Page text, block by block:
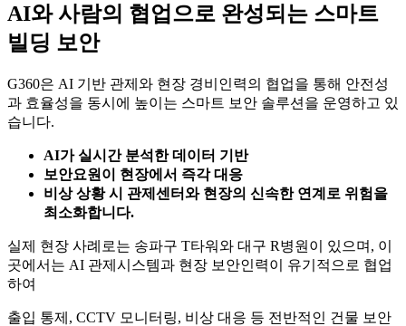
AI와 사람의 협업으로 완성되는 스마트
빌딩 보안
G360은 AI 기반 관제와 현장 경비인력의 협업을 통해 안전성
과 효율성을 동시에 높이는 스마트 보안 솔루션을 운영하고 있
습니다.
AI가 실시간 분석한 데이터 기반
보안요원이 현장에서 즉각 대응
비상 상황 시 관제센터와 현장의 신속한 연계로 위험을
최소화합니다.
실제 현장 사례로는 송파구 T타워와 대구 R병원이 있으며, 이
곳에서는 AI 관제시스템과 현장 보안인력이 유기적으로 협업
하여
출입 통제, CCTV 모니터링, 비상 대응 등 전반적인 건물 보안